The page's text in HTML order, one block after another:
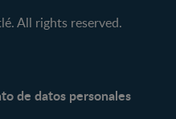
All rights reserved.
de datos personales